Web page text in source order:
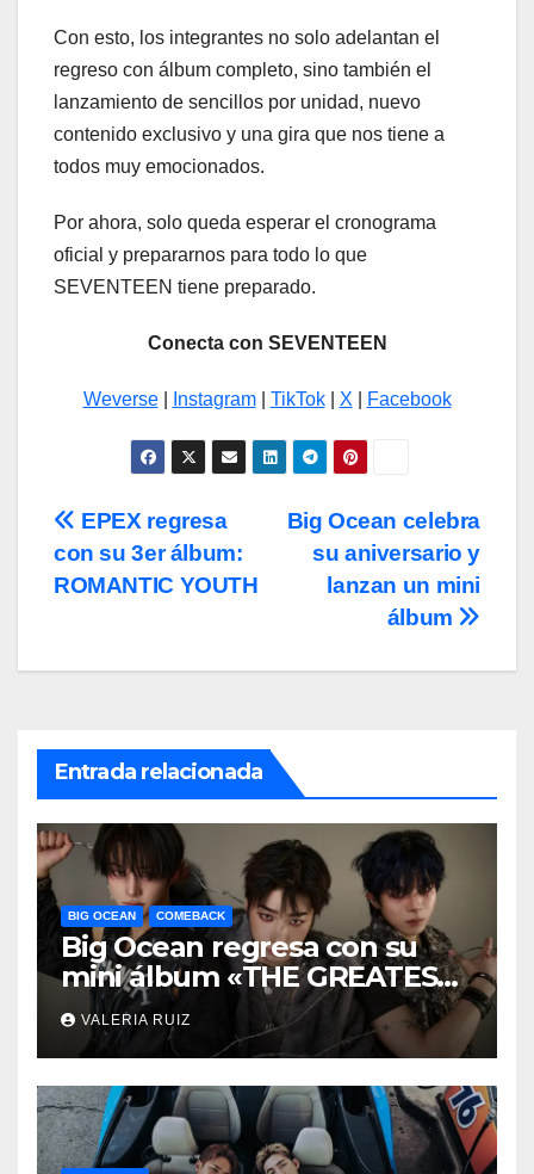
Con esto, los integrantes no solo adelantan el
regreso con álbum completo, sino también el
lanzamiento de sencillos por unidad, nuevo
contenido exclusivo y una gira que nos tiene a
todos muy emocionados.
Por ahora, solo queda esperar el cronograma
oficial y prepararnos para todo lo que
SEVENTEEN tiene preparado.
Conecta con SEVENTEEN
Weverse| Instagram| TikTok| X Facebook
Navegación
de
Big Ocean celebra
su aniversario y
lanzan un mini
álbum
EPEX regresa
con su 3er álbum:
ROMANTIC YOUTH
Entrada relacionada
BIG OCEAN COMEBACK
Big Ocean regresa con su
mini álbum «THE GREATEST
BATTLE»
VALERIA RUIZ